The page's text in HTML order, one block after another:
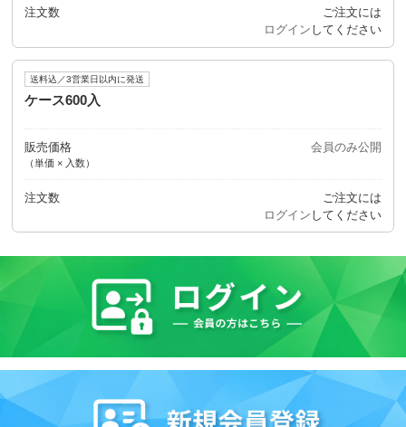
注文数
ご注文には
ログイン してください
送料込／3営業日以内に発送
ケース600入
販売価格
（単価 × 入数）
会員のみ公開
注文数
ご注文には
ログイン してください